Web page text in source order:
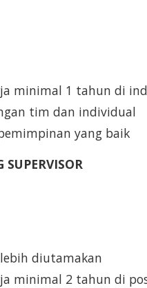
minimal 1 tahun di
tim dan individual
yang baik
diutamakan
minimal 2 tahun di